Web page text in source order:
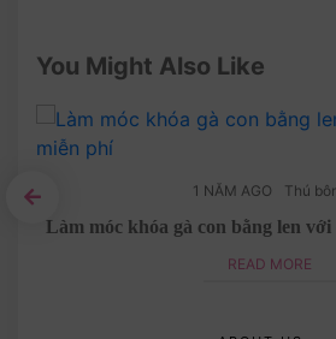
You Might Also Like
1 NĂM AGO Thú
Làm móc khóa gà con bằng len
READ MORE